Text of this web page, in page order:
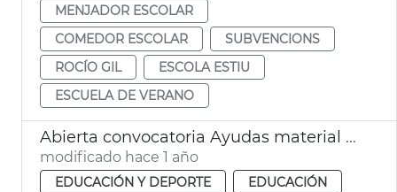
MENJADOR ESCOLAR
COMEDOR ESCOLAR
SUBVENCIONS
ROCÍO GIL
ESCOLA ESTIU
ESCUELA DE VERANO
Abierta convocatoria Ayudas material escolar 2º ciclo Infantil
modificado hace 1 año
EDUCACIÓN Y DEPORTE
EDUCACIÓN